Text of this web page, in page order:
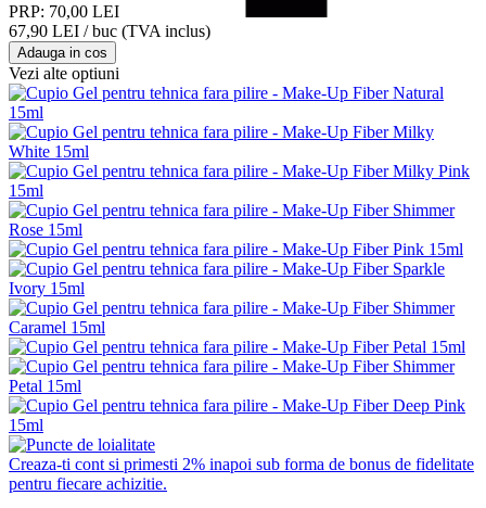
PRP: 70,00 LEI
67,90 LEI / buc (TVA inclus)
Adauga in cos
Vezi alte optiuni
Creaza-ti cont si primesti 2% inapoi sub forma de bonus de fidelitate
pentru fiecare achizitie.